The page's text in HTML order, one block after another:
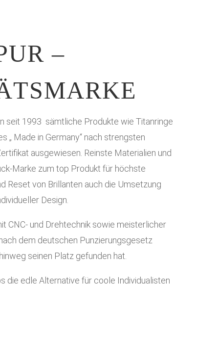
–
seit 1993 sämtliche Produkte wie Titanringe
„ Made in Germany“ nach strengsten
ausgewiesen. Reinste Materialien und
Marke zum top Produkt für höchste
Reset von Brillanten auch die Umsetzung
Design.
CNC- und Drehtechnik sowie meisterlicher
dem deutschen Punzierungsgesetz
seinen Platz gefunden hat.
die edle Alternative für coole Individualisten